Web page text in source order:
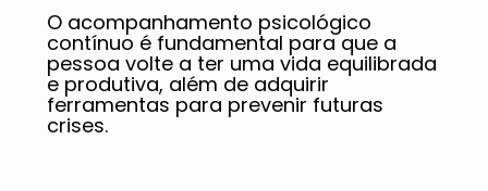
O acompanhamento psicológico
contínuo é fundamental para que a
pessoa volte a ter uma vida equilibrada
e produtiva, além de adquirir
ferramentas para prevenir futuras
crises.